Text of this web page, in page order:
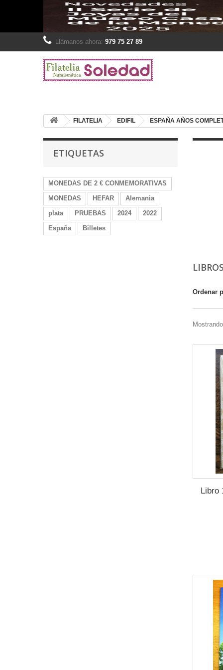
Llámanos ahora: 979 75 27 89
FILATELIA EDIFIL ESPAÑA AÑOS
ETIQUETAS
MONEDAS DE 2 € CONMEMORATIVAS
MONEDAS
HEFAR
Alemania
plata
PRUEBAS 2024
2022
España
Billetes
Ordenar
Libro